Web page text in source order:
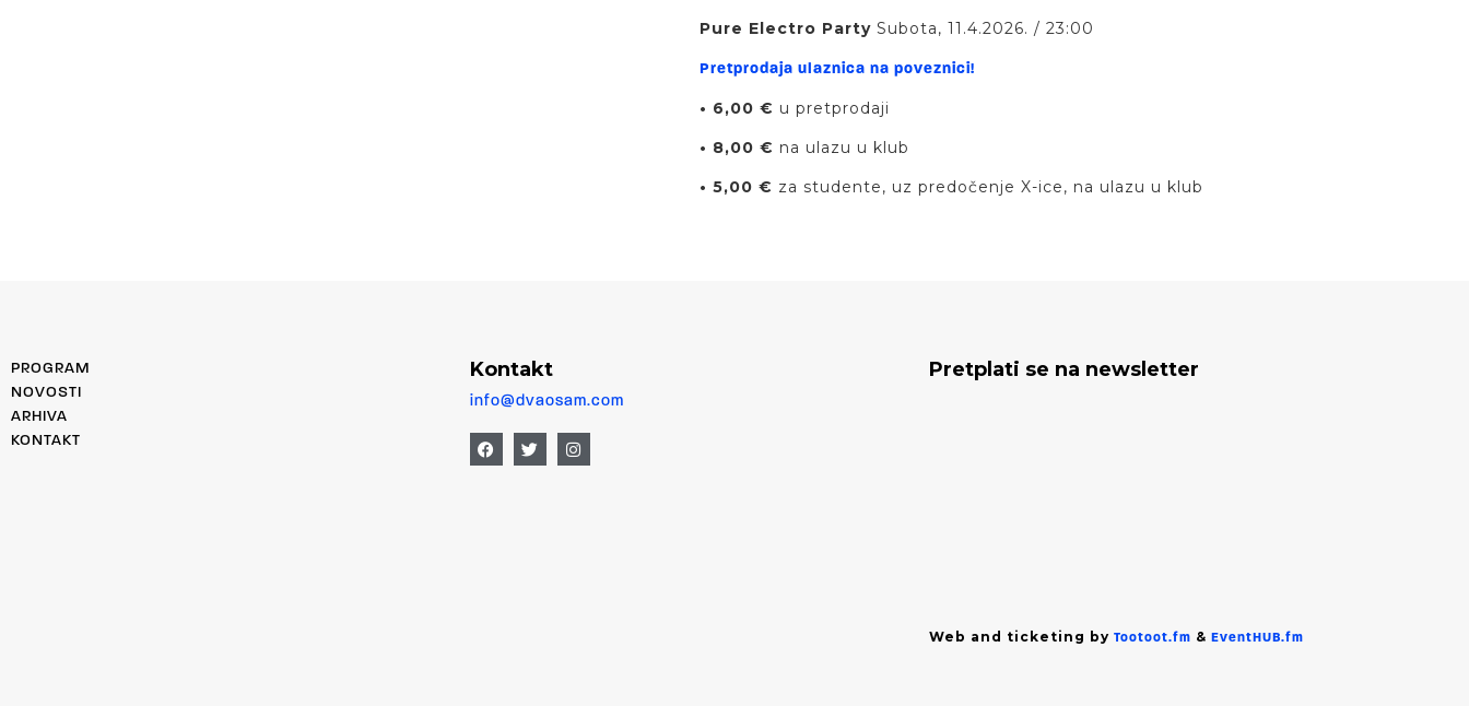
Pure Electro Party Subota, 11.4.2026. / 23:00
Pretprodaja ulaznica na poveznici!
• 6,00 € u pretprodaji
• 8,00 € na ulazu u klub
• 5,00 € za studente, uz predočenje X-ice, na ulazu u klub
PROGRAM
NOVOSTI
ARHIVA
KONTAKT
Kontakt
info@dvaosam.com
Pretplati se na newsletter
Web and ticketing by Tootoot.fm & EventHUB.fm